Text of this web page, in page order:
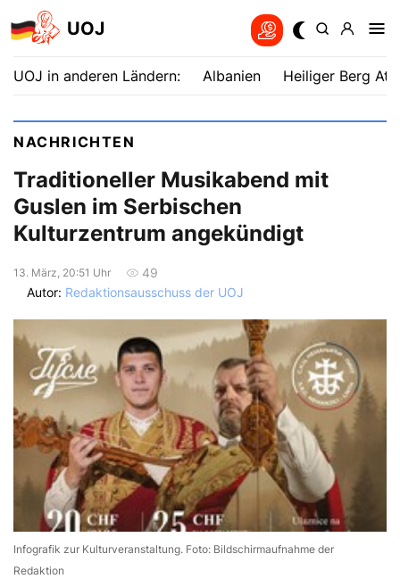
UOJ
UOJ in anderen Ländern: Albanien Heiliger Berg
NACHRICHTEN
Traditioneller Musikabend mit
Guslen im Serbischen
Kulturzentrum angekündigt
13. März, 20:51 Uhr
49
Autor: Redaktionsausschuss der UOJ
Infografik zur Kulturveranstaltung. Foto: Bildschirmaufnahme der
Redaktion